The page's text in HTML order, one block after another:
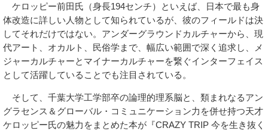
ケロッピー前田氏（身長194センチ）といえば、日本で最も身
体改造に詳しい人物として知られているが、彼のフィールドは決
してそれだけではない。アンダーグラウンドカルチャーから、現
代アート、オカルト、民俗学まで、幅広い範囲で深く追求し、メ
ジャーカルチャーとマイナーカルチャーを繋ぐインターフェイス
として活躍していることでも注目されている。
そして、千葉大学工学部卒の論理的理系脳と、類まれなるアン
グラセンス＆グローバル・コミュニケーション力を併せ持つ天才
ケロッピー氏の魅力をまとめた本が『CRAZY TRIP 今を生き抜く